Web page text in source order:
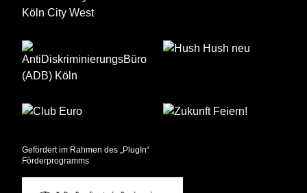
Gefördert im Rahmen des „PlugIn“
Förderprogramms